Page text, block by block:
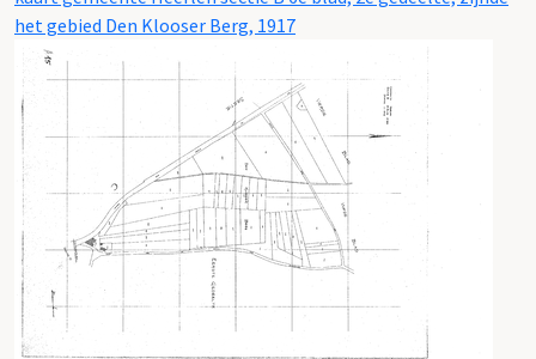
het gebied Den Klooser Berg, 1917